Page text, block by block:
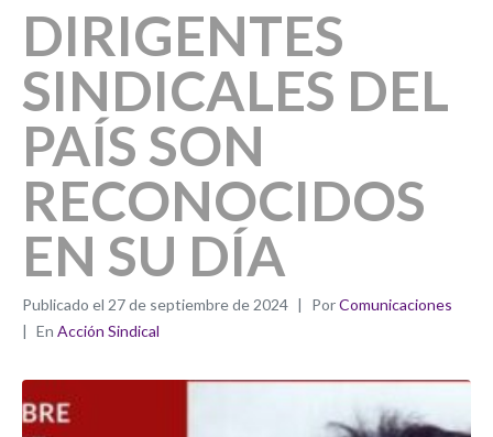
DIRIGENTES
SINDICALES DEL
PAÍS SON
RECONOCIDOS
EN SU DÍA
Publicado el 27 de septiembre de 2024 PorComunicaciones
En Acción Sindical